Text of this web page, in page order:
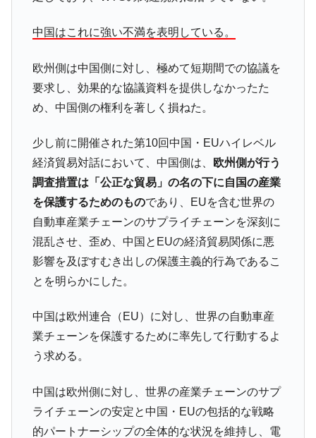
他人事のような発言。
業績「史上最高益」当期純利益は前年同期比13.4倍に。
『Money1』
韓国･加徳島新国際空港「またも暗礁」の危
機 ⇒ 10.7兆では損が出るからできない。
日(水)もサイドカー・サーキットブレイカーの二段コンボ
発動！
『Money1』
IT産業は人を雇用する効果は低い。全産業の
半分未満しか雇用を生まない
Fact1
日本の誇る海洋資源調査船『白嶺』は先進技術の
塊！
Fact1
夏の甲子園、優勝校を最も多く輩出している都道
府県とは？
Fact1 奇跡の毛色「白毛馬」とは？
全て勝つといくら？ 競馬GI競走で勝利騎手がもら
える賞金とは？
Fact1 平成仮面ライダーの意外すぎるモチーフとは？
Fact1
発表から2日で大崩壊、鳴かず飛ばずに終わりそう
なスーパーリーグとは？
中国はこれに強い不満を表明している。
欧州側は中国側に対し、極めて短期間での協議を
要求し、効果的な協議資料を提供しなかったた
め、中国側の権利を著しく損ねた。
少し前に開催された第10回中国・EUハイレベル
経済貿易対話において、中国側は、
欧州側が行う
調査措置は「公正な貿易」の名の下に自国の産業
を保護するためのものであり、EUを含む世界の
自動車産業チェーンのサプライチェーンを深刻に
混乱させ、歪め、中国とEUの経済貿易関係に悪
影響を及ぼすむき出しの保護主義的行為であるこ
とを明らかにした。
中国は欧州連合（EU）に対し、世界の自動車産
業チェーンを保護するために率先して行動するよ
う求める。
中国は欧州側に対し、世界の産業チェーンのサプ
ライチェーンの安定と中国・EUの包括的な戦略
的パートナーシップの全体的な状況を維持し、電